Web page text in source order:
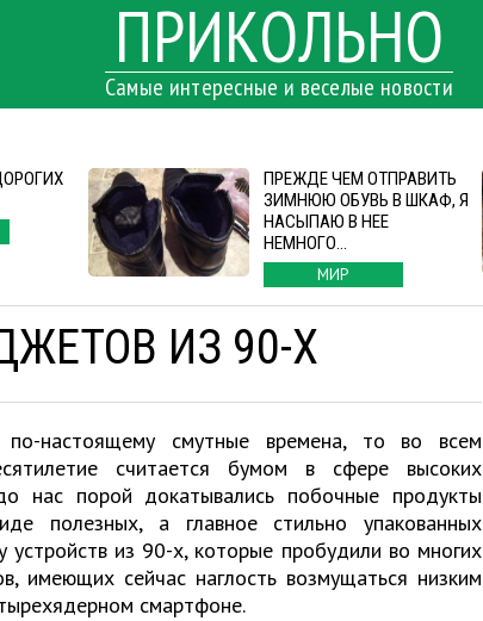
ПРИКОЛЬНО
Самые интересные и веселые новости
ПРЕЖДЕ ЧЕМ ОТПРАВИТЬ
ЗИМНЮЮ ОБУВЬ В ШКАФ, Я
НАСЫПАЮ В НЕЕ
НЕМНОГО…
МИР
ИЗ 90-Х
настоящему смутные времена, то во всем
считается бумом в сфере высоких
нас порой докатывались побочные продукты
полезных, а главное стильно упакованных
из 90-х, которые пробудили во многих
имеющих сейчас наглость возмущаться низким
смартфоне.